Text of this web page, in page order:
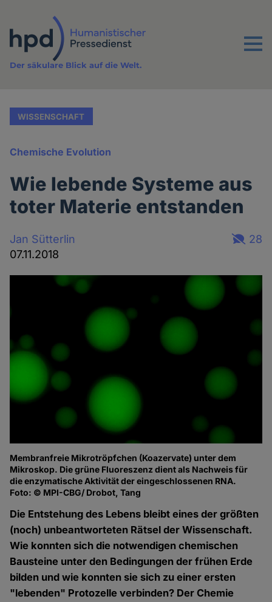
Inhalt
Menu
Der säkulare Blick auf die Welt.
WISSENSCHAFT
Chemische Evolution
Wie lebende Systeme aus
toter Materie entstanden
Jan Sütterlin
07.11.2018
28
Membranfreie Mikrotröpfchen (Koazervate) unter dem
Mikroskop. Die grüne Fluoreszenz dient als Nachweis für
die enzymatische Aktivität der eingeschlossenen RNA.
Foto: © MPI-CBG/ Drobot, Tang
Die Entstehung des Lebens bleibt eines der größten
(noch) unbeantworteten Rätsel der Wissenschaft.
Wie konnten sich die notwendigen chemischen
Bausteine unter den Bedingungen der frühen Erde
bilden und wie konnten sie sich zu einer ersten
"lebenden" Protozelle verbinden? Der Chemie